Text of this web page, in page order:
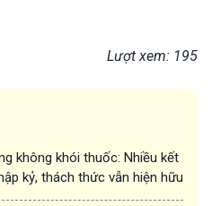
Lượt xem: 195
không khói thuốc: Nhiều kết
kỷ, thách thức vẫn hiện hữu